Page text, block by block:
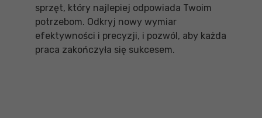
sprzęt, który najlepiej odpowiada Twoim
potrzebom. Odkryj nowy wymiar
efektywności i precyzji, i pozwól, aby każda
praca zakończyła się sukcesem.